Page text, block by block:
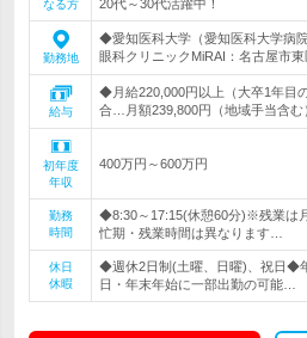
なる方
20代～30代活躍中！
勤務地
◆愛知医科大学（愛知医科大学病
眼科クリニックMiRAI：名古屋市東
給与
◆月給220,000円以上（大卒1年目
合…月額239,800円（地域手当含
初年度
年収
400万円～600万円
勤務
時間
◆8:30～17:15(休憩60分)※残業は
忙期・残業時間は異なります…
休日
休暇
◆週休2日制(土曜、日曜)、祝日◆
日・年末年始に一部出勤の可能…